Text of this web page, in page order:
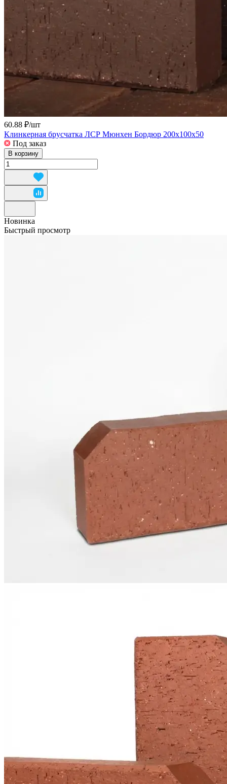
60.88 ₽/шт
Клинкерная брусчатка ЛСР Мюнхен Бордюр 200x100x50
Под заказ
В корзину
Новинка
Быстрый просмотр